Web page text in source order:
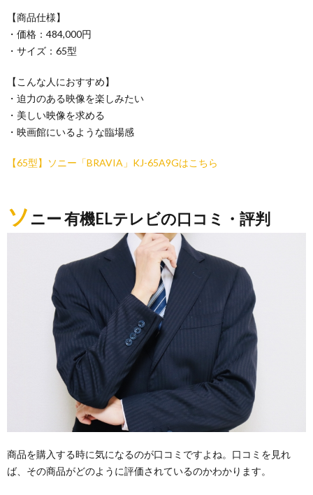
【商品仕様】
・価格：484,000円
・サイズ：65型
【こんな人におすすめ】
・迫力のある映像を楽しみたい
・美しい映像を求める
・映画館にいるような臨場感
【65型】ソニー「BRAVIA」KJ-65A9Gはこちら
ソ ニー 有機ELテレビの口コミ・評判
商品を購入する時に気になるのが口コミですよね。口コミを見れ
ば、その商品がどのように評価されているのかわかります。